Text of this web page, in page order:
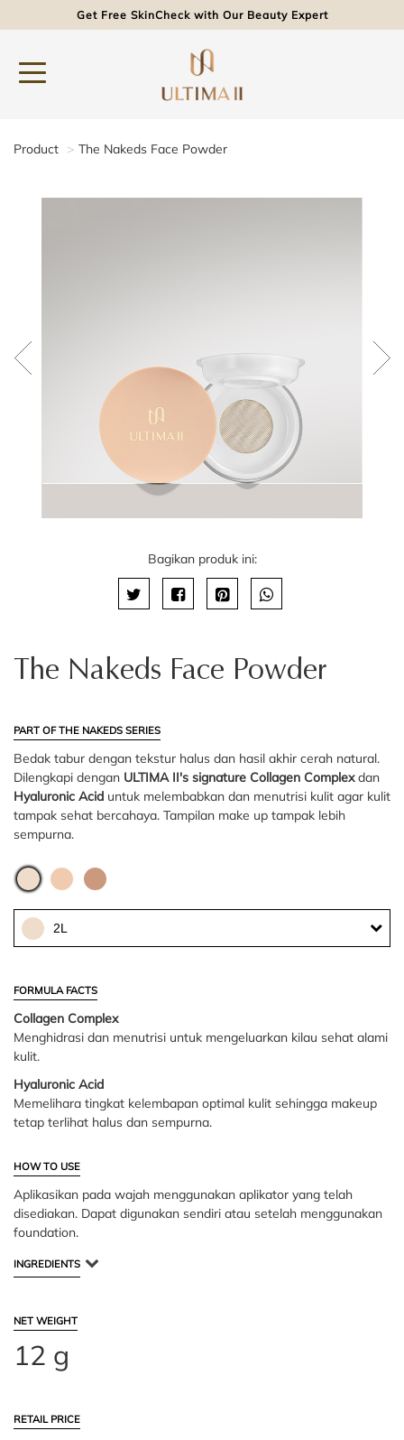
Get Free SkinCheck with Our Beauty Expert
Product The Nakeds Face Powder
Bagikan produk ini:
The Nakeds Face Powder
PART OF THE NAKEDS SERIES
Bedak tabur dengan tekstur halus dan hasil akhir cerah natural.
Dilengkapi dengan ULTIMA II's signature Collagen Complexdan
Hyaluronic Acid untuk melembabkan dan menutrisi kulit agar kulit
tampak sehat bercahaya. Tampilan make up tampak lebih
sempurna.
2L
FORMULA FACTS
Collagen Complex
Menghidrasi dan menutrisi untuk mengeluarkan kilau sehat alami
kulit.
Hyaluronic Acid
Memelihara tingkat kelembapan optimal kulit sehingga makeup
tetap terlihat halus dan sempurna.
HOW TO USE
Aplikasikan pada wajah menggunakan aplikator yang telah
disediakan. Dapat digunakan sendiri atau setelah menggunakan
foundation.
INGREDIENTS
NET WEIGHT
12 g
RETAIL PRICE